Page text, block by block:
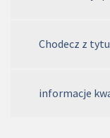
Chodecz z
informacje